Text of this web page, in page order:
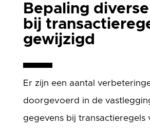
Bepaling
bij
gewijzigd
Er zijn een aantal
doorgevoerd in de
gegevens bij transactieregels